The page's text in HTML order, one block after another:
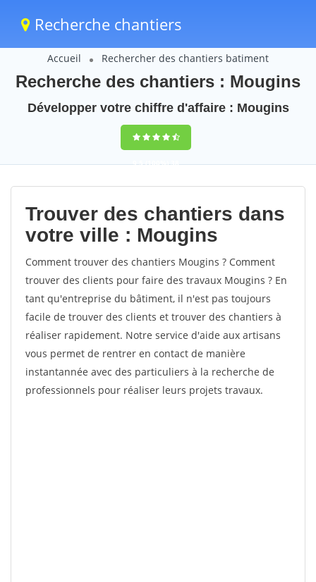
Recherche chantiers
Accueil Rechercher des chantiers batiment
Recherche des chantiers : Mougins
Développer votre chiffre d'affaire : Mougins
9,5(100%)38
votes
Trouver des chantiers dans
votre ville : Mougins
Comment trouver des chantiers Mougins ? Comment
trouver des clients pour faire des travaux Mougins ? En
tant qu'entreprise du bâtiment, il n'est pas toujours
facile de trouver des clients et trouver des chantiers à
réaliser rapidement. Notre service d'aide aux artisans
vous permet de rentrer en contact de manière
instantannée avec des particuliers à la recherche de
professionnels pour réaliser leurs projets travaux.